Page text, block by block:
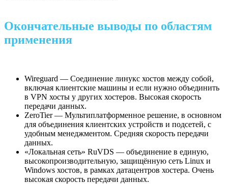
Окончательные выводы по областям
применения
Wireguard — Соединение линукс хостов между собой,
включая клиентские машины и если нужно объединить
в VPN хосты у других хостеров. Высокая скорость
передачи данных.
ZeroTier — Мультиплатформенное решение, в основном
для объединения клиентских устройств и подсетей, с
удобным менеджментом. Средняя скорость передачи
данных.
«Локальная сеть» RuVDS — объединение в единую,
высокопроизводительную, защищённую сеть Linux и
Windows хостов, в рамках датацентров хостера. Очень
высокая скорость передачи данных.